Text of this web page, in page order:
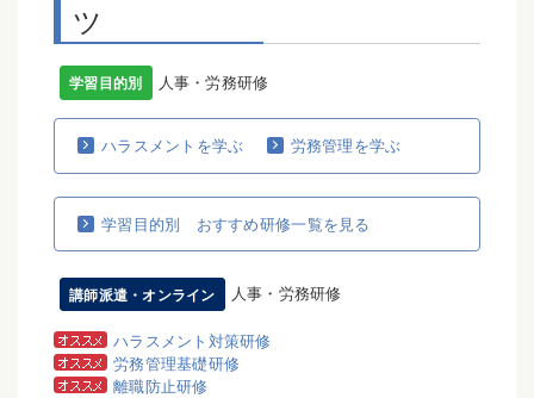
ツ
学習目的別 人事・労務研修
ハラスメントを学ぶ 労務管理を学ぶ
学習目的別 おすすめ研修一覧を見る
講師派遣・オンライン 人事・労務研修
ハラスメント対策研修
労務管理基礎研修
離職防止研修